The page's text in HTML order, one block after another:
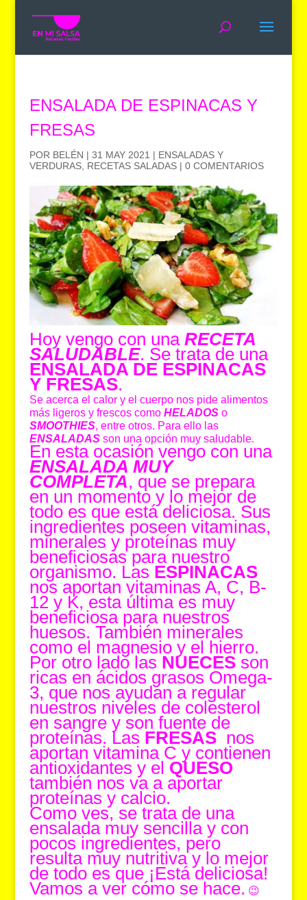
ENSALADA DE ESPINACAS Y
FRESAS
POR BELÉN | 31 MAY 2021 | ENSALADAS Y
VERDURAS, RECETAS SALADAS| 0 COMENTARIOS
Hoy vengo con una RECETA
SALUDABLE. Se trata de una
ENSALADA DE ESPINACAS
Y FRESAS.
Se acerca el calor y el cuerpo nos pide alimentos
más ligeros y frescos como HELADOSo
SMOOTHIES, entre otros. Para ello las
ENSALADASson una opción muy saludable.
En esta ocasión vengo con una
ENSALADA MUY
COMPLETA, que se prepara
en un momento y lo mejor de
todo es que está deliciosa. Sus
ingredientes poseen vitaminas,
minerales y proteínas muy
beneficiosas para nuestro
organismo. Las ESPINACAS
nos aportan vitaminas A, C, B-
12 y K, esta última es muy
beneficiosa para nuestros
huesos. También minerales
como el magnesio y el hierro.
Por otro lado las NUECESson
ricas en ácidos grasos Omega-
3, que nos ayudan a regular
nuestros niveles de colesterol
en sangre y son fuente de
proteínas. Las FRESASnos
aportan vitamina C y contienen
antioxidantes y el QUESO
también nos va a aportar
proteínas y calcio.
Como ves, se trata de una
ensalada muy sencilla y con
pocos ingredientes, pero
resulta muy nutritiva y lo mejor
de todo es que ¡Está deliciosa!
Vamos a ver cómo se hace. 😉